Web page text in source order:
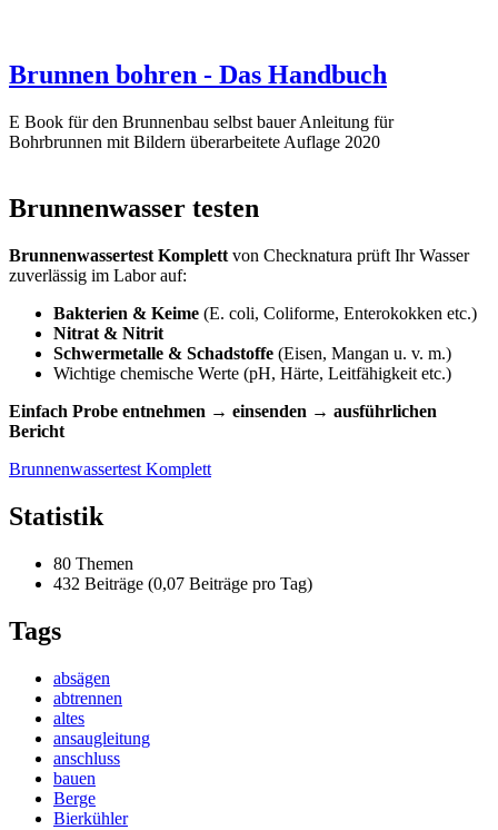
Brunnen bohren - Das Handbuch
E Book für den Brunnenbau selbst bauer Anleitung für
Bohrbrunnen mit Bildern überarbeitete Auflage 2020
Brunnenwasser testen
Brunnenwassertest Komplett von Checknatura prüft Ihr Wasser
zuverlässig im Labor auf:
Bakterien & Keime (E. coli, Coliforme, Enterokokken etc.)
Nitrat & Nitrit
Schwermetalle & Schadstoffe (Eisen, Mangan u. v. m.)
Wichtige chemische Werte (pH, Härte, Leitfähigkeit etc.)
Einfach Probe entnehmen → einsenden → ausführlichen
Bericht
Brunnenwassertest Komplett
Statistik
80 Themen
432 Beiträge (0,07 Beiträge pro Tag)
Tags
absägen
abtrennen
altes
ansaugleitung
anschluss
bauen
Berge
Bierkühler